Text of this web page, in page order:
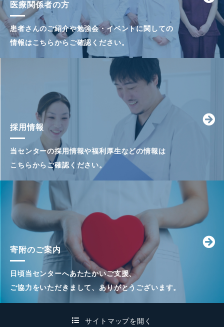
医療関係者の方
患者さんのご紹介や勉強会・イベントに関しての
情報はこちらからご確認ください。
採用情報
当センターの採用情報や福利厚生などの情報は
こちらからご確認ください。
寄附のご案内
日頃当センターへあたたかいご支援、
ご協力をいただきまして、ありがとうございます。
サイトマップを開く